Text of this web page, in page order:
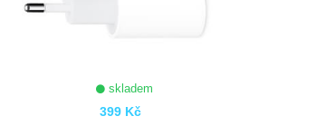
skladem
399 Kč